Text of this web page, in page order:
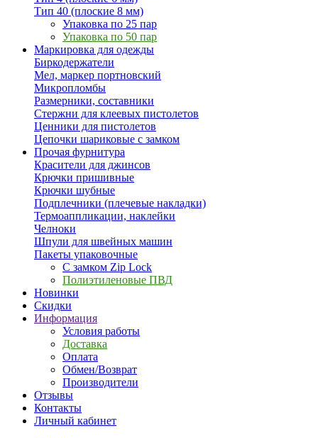
Тип 40 (плоские 8 мм)
Упаковка по 25 пар
Упаковка по 50 пар
Маркировка для одежды
Биркодержатели
Мел, маркер портновский
Микропломбы
Размерники, составники
Стержни для клеевых пистолетов
Ценники для пистолетов
Цепочки шариковые с замком
Прочая фурнитура
Красители для джинсов
Крючки пришивные
Крючки шубные
Подплечники (плечевые накладки)
Термоаппликации, наклейки
Челноки
Шпули для швейных машин
Пакеты упаковочные
С замком Zip Lock
Полиэтиленовые ПВД
Новинки
Скидки
Информация
Условия работы
Доставка
Оплата
Обмен/Возврат
Производители
Отзывы
Контакты
Личный кабинет